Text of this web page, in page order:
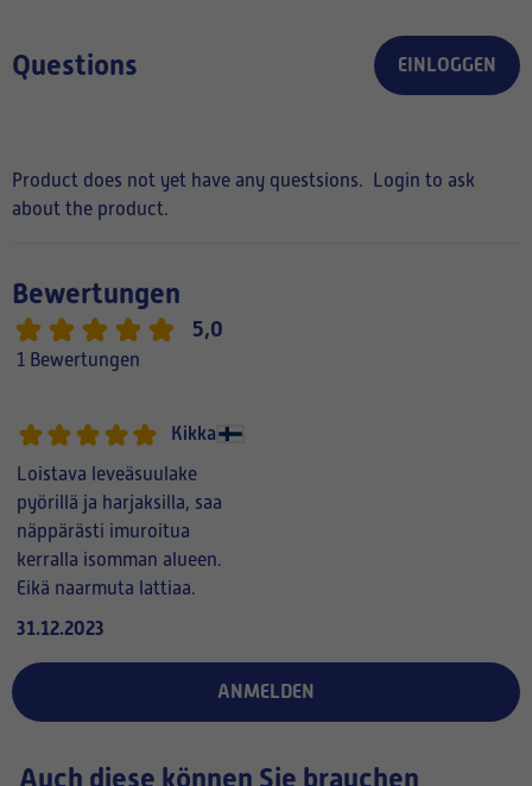
Questions EINLOGGEN
Product does not yet have any questsions.
Login to ask
about the product.
Bewertungen
5,0
1 Bewertungen
Kikka
Loistava leveäsuulake
pyörillä ja harjaksilla, saa
näppärästi imuroitua
kerralla isomman alueen.
Eikä naarmuta lattiaa.
31.12.2023
ANMELDEN
Auch diese können Sie brauchen